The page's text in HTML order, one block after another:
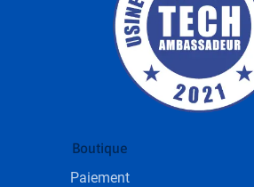
Boutique
Paiement